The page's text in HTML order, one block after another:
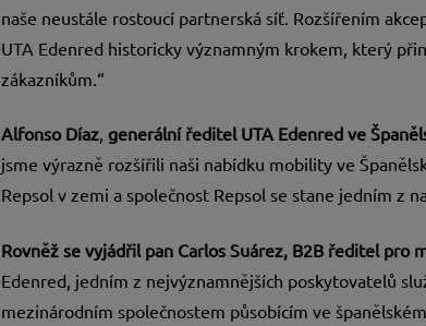
naše neustále rostoucí partnerská síť. Rozšířením
UTA Edenred historicky významným krokem, který
zákazníkům.“
Alfonso Díaz, generální ředitel UTA Edenred ve
jsme výrazně rozšířili naši nabídku mobility ve
Repsol v zemi a společnost Repsol se stane jedním z
Rovněž se vyjádřil pan Carlos Suárez, B2B ředitel pro
Edenred, jedním z nejvýznamnějších poskytovatelů
mezinárodním společnostem působícím ve